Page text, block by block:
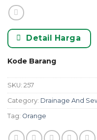
Detail Harga
Kode Barang
SKU: 257
Category: Drainage And
Tag: Orange